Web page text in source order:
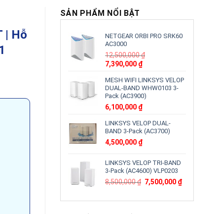
| Hỗ
SẢN PHẨM NỔI BẬT
NETGEAR ORBI PRO SRK60
AC3000
12,500,000₫
Giá
là:
12,500,000 ₫.
7,390,000 ₫Giá
tại
là:
7,390,000 ₫.
MESH WIFI LINKSYS VELOP
DUAL-BAND WHW0103 3-
Pack (AC3900)
6,100,000 ₫
LINKSYS VELOP DUAL-
BAND 3-Pack (AC3700)
4,500,000 ₫
LINKSYS VELOP TRI-BAND
3-Pack (AC4600) VLP0203
8,500,000₫ Giá
là:
7,500,000 ₫Giá
tại